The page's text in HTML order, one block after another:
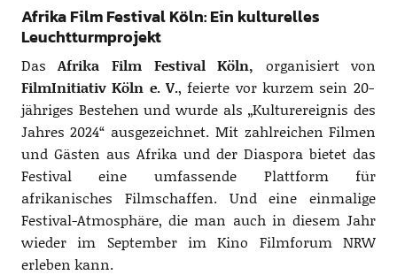
Afrika Film Festival Köln: Ein kulturelles
Leuchtturmprojekt
DasAfrika Film Festival Köln, organisiert von
FilmInitiativ Köln e. V., feierte vor kurzem sein 20-
jähriges Bestehen und wurde als „Kulturereignis des
Jahres 2024“ ausgezeichnet. Mit zahlreichen Filmen
und Gästen aus Afrika und der Diaspora bietet das
Festival eine umfassende Plattform für
afrikanisches Filmschaffen. Und eine einmalige
Festival-Atmosphäre, die man auch in diesem Jahr
wieder im September im Kino Filmforum NRW
erleben kann.